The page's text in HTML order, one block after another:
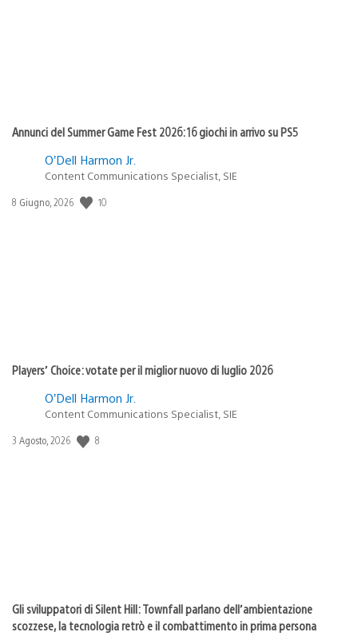
Annunci del Summer Game Fest 2026: 16 giochi in arrivo su PS5
O’Dell Harmon Jr.
Content Communications Specialist, SIE
Data
8 Giugno, 2026 10
Players’ Choice: votate per il miglior nuovo di luglio 2026
O’Dell Harmon Jr.
Content Communications Specialist, SIE
Data
3 Agosto, 2026 8
Gli sviluppatori di Silent Hill: Townfall parlano dell’ambientazione
scozzese, la tecnologia retrò e il combattimento in prima persona